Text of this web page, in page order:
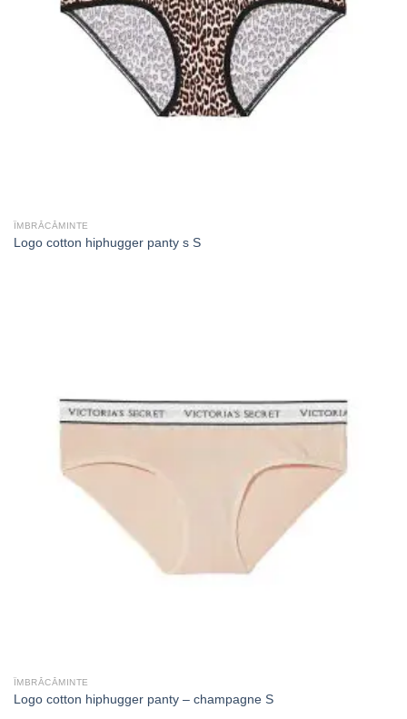
ÎMBRĂCĂMINTE
Logo cotton hiphugger panty s S
ÎMBRĂCĂMINTE
Logo cotton hiphugger panty – champagne S